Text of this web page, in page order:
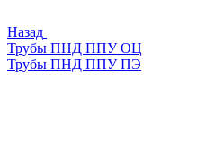
Назад
Трубы ПНД ППУ ОЦ
Трубы ПНД ППУ ПЭ